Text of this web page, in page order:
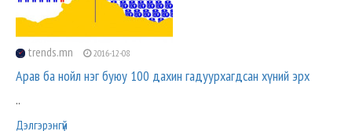
trends.mn 2016-12-08
Арав ба нойл нэг буюу 100 дахин гадуурхагдсан хүний эрх
..
Дэлгэрэнгүй